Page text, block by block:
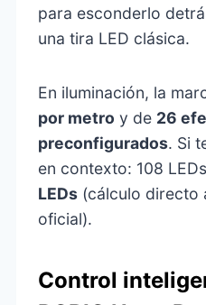
para esconderlo
una tira LED clásica.
En iluminación, la
por metro y de 26
preconfigurados. Si
en contexto: 108
LEDs (cálculo directo
oficial).
Control